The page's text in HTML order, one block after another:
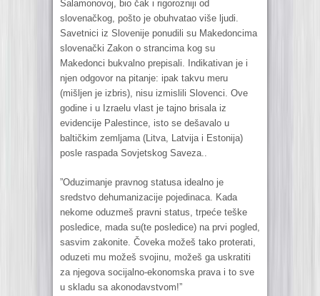
Šalamonovoj, bio čak i rigorozniji od
slovenačkog, pošto je obuhvatao više ljudi.
Savetnici iz Slovenije ponudili su Makedoncima
slovenački Zakon o strancima kog su
Makedonci bukvalno prepisali. Indikativan je i
njen odgovor na pitanje: ipak takvu meru
(mišljen je izbris), nisu izmislili Slovenci. Ove
godine i u Izraelu vlast je tajno brisala iz
evidencije Palestince, isto se dešavalo u
baltičkim zemljama (Litva, Latvija i Estonija)
posle raspada Sovjetskog Saveza..
”Oduzimanje pravnog statusa idealno je
sredstvo dehumanizacije pojedinaca. Kada
nekome oduzmeš pravni status, trpeće teške
posledice, mada su(te posledice) na prvi pogled,
sasvim zakonite. Čoveka možeš tako proterati,
oduzeti mu možeš svojinu, možeš ga uskratiti
za njegova socijalno-ekonomska prava i to sve
u skladu sa akonodavstvom!”